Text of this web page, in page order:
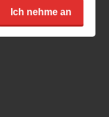
Ich nehme an